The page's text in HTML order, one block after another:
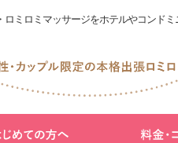
ミロミマッサージをホテルやコンド